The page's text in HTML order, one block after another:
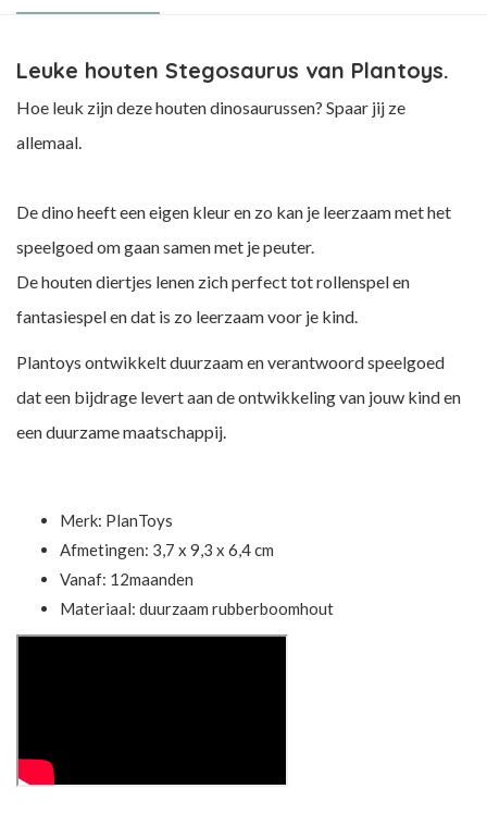
Leuke houten Stegosaurus van Plantoys.
Hoe leuk zijn deze houten dinosaurussen? Spaar jij ze
allemaal.
De dino heeft een eigen kleur en zo kan je leerzaam met het
speelgoed om gaan samen met je peuter.
De houten diertjes lenen zich perfect tot rollenspel en
fantasiespel en dat is zo leerzaam voor je kind.
Plantoys ontwikkelt duurzaam en verantwoord speelgoed
dat een bijdrage levert aan de ontwikkeling van jouw kind en
een duurzame maatschappij.
Merk: PlanToys
Afmetingen: 3,7 x 9,3 x 6,4 cm
Vanaf: 12maanden
Materiaal: duurzaam rubberboomhout